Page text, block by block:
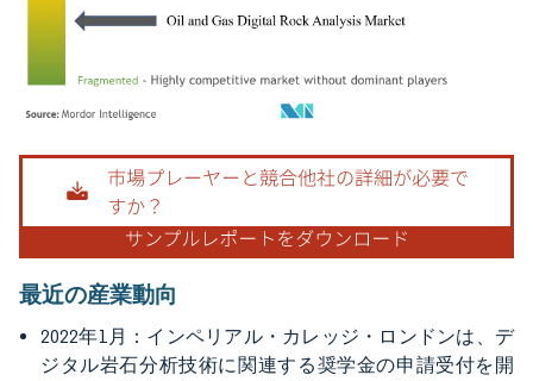
画像 © Mordor Intelligence。再利用にはCC BY 4.0の表示が必要です。
最近の産業動向
2022年1月：インペリアル・カレッジ・ロンドンは、デ
ジタル岩石分析技術に関連する奨学金の申請受付を開